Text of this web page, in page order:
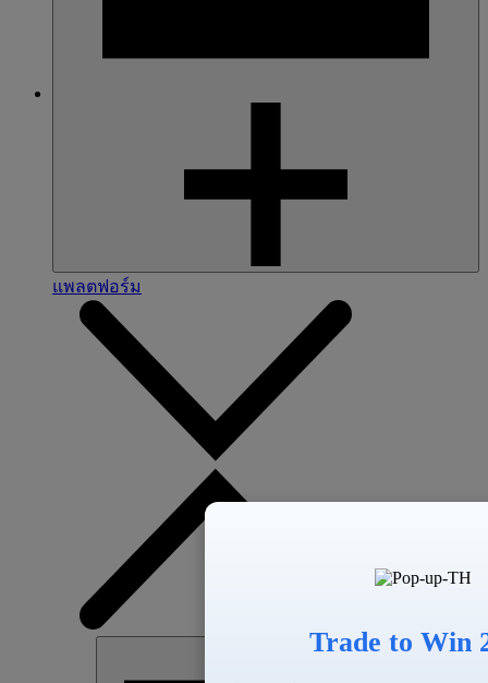
แพลตฟอร์ม
Trade to Win